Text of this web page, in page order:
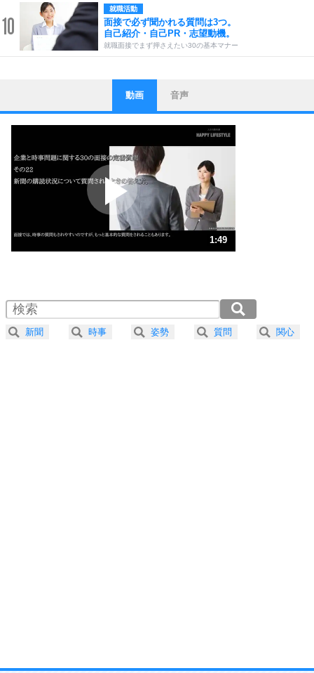
10
就職活動
面接で必ず聞かれる質問は3つ。
自己紹介・自己PR・志望動機。
就職面接でまず押さえたい30の基本マナー
1
ストレス対策
他人と比べない。
いっそのこと、他人を見ない。
いらいらしない人になる30の方法
プラス思考
ポジティブになれない原因は、行動しないから。
ポジティブ思考になる30の方法
ストレス対策
人生、なんとかなるもの。
気楽に生きる30の方法
4 器の大きい人は、怒りを優しさで表現する。
プラス思考
ことが大切。
動画 音声
1:49
2.0倍速 （215KB 54秒）
2.5倍速 （172KB 43秒）
3.0倍速 （143KB 36秒）
新聞 時事 姿勢 質問 関心